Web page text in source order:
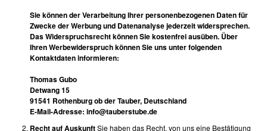
Sie können der Verarbeitung Ihrer personenbezogenen Daten für
Zwecke der Werbung und Datenanalyse jederzeit widersprechen.
Das Widerspruchsrecht können Sie kostenfrei ausüben. Über
Ihren Werbewiderspruch können Sie uns unter folgenden
Kontaktdaten informieren:
Thomas Gubo
Detwang 15
91541 Rothenburg ob der Tauber, Deutschland
E-Mail-Adresse: info@tauberstube.de
Recht auf AuskunftSie haben das Recht, von uns eine Bestätigung